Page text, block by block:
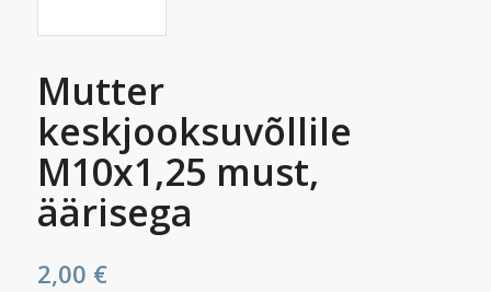
Mutter
keskjooksuvõllile
M10x1,25 must,
äärisega
2,00 €